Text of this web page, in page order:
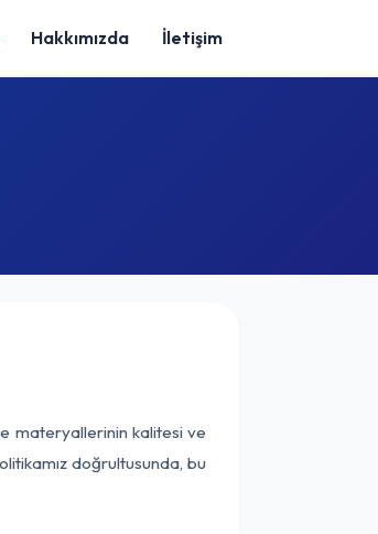
Hakkımızda İletişim
materyallerinin kalitesi ve
doğrultusunda, bu